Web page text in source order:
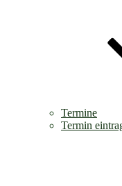
Termine
Termin